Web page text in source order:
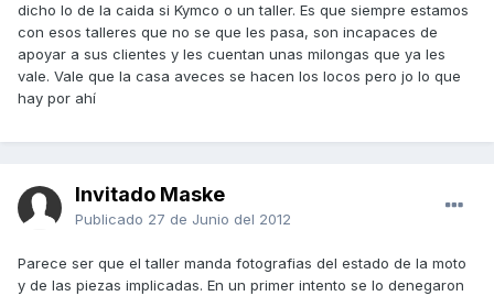
dicho lo de la caida si Kymco o un taller. Es que siempre estamos
con esos talleres que no se que les pasa, son incapaces de
apoyar a sus clientes y les cuentan unas milongas que ya les
vale. Vale que la casa aveces se hacen los locos pero jo lo que
hay por ahí
Invitado Maske
Publicado 27 de Junio del 2012
Parece ser que el taller manda fotografias del estado de la moto
y de las piezas implicadas. En un primer intento se lo denegaron